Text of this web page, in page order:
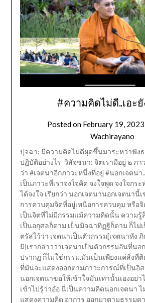
#ความคิดไม่ดี..เอะยั
Posted on February 19, 2023
Wachirayano
ปุจฉา: มีความคิดไม่ดีผุดขึ้นมาระหว่าฟัง
ปฏิบัติอย่างไร วิสัจชนา: จิตเรามีอยู่ ๒ ภา
ว่า #เจตนาอีกภาวะหนึ่งที่อยู่ #นอกเจตน
เป็นภาวะที่เราจงใจคิด จงใจพูด จงใจกร
ได้จงใจ เรียกว่า นอกเจตนานอกเจตนานี้เ
การควบคุมจิตที่อยู่เหนือการควบคุม หรือ
เป็นจิตที่ไม่มีกรรมแม้ความคิดนั้น ความ
เป็นอกุศลก็ตาม เป็นมิจฉาทิฏฐิก็ตาม ก็ไม่
ตรัสไว้ว่า เจตนาเป็นตัวกรรม[เจตนาหัง
มิ]เรากล่าวว่าเจตนาเป็นตัวกรรมอันที่นอ
ปรากฏ ก็ไม่ใช่กรรม.มันเป็นเพียงแค่สิ่งที่
ที่มันจะแสดงออกตามภาวะการณ์ที่เป็นอิ
นอกเจตนาขอให้เข้าใจมันเท่านั้นเองอย่า
เข้าไปรู้ว่าอ๋อ นี่เป็นความคิดนอกเจตนา
แสดงความคิด อาการ ออกมาตามธรรมด